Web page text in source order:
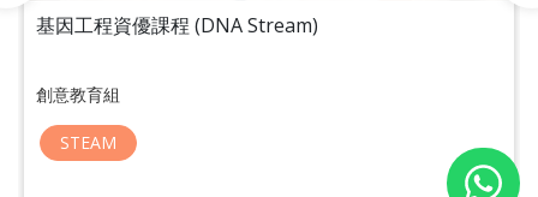
基因工程資優課程 (DNA Stream)
創意教育組
STEAM